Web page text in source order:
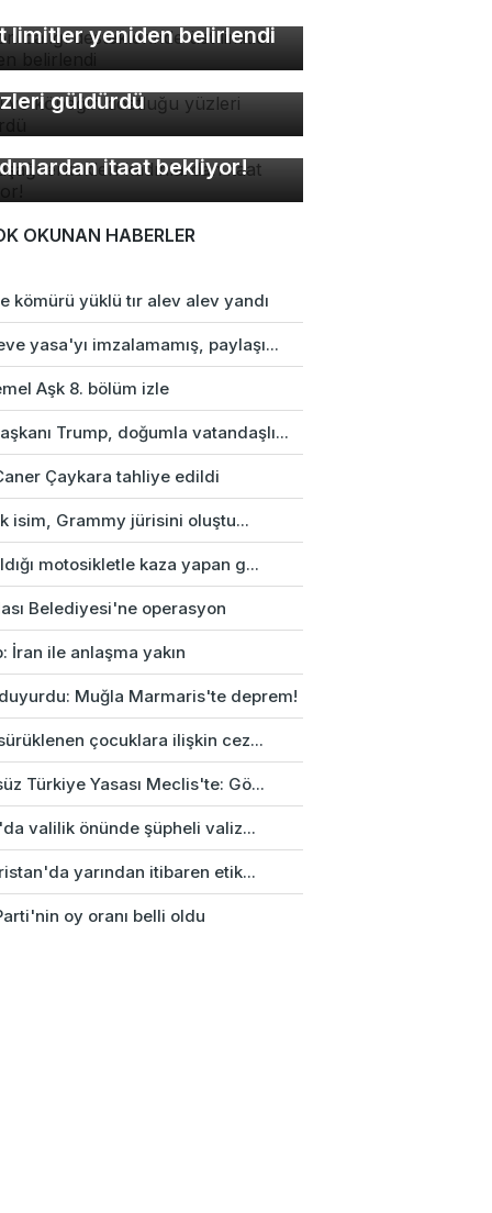
limitler yeniden belirlendi
ve köpeğin dostluğu
güldürdü
erkekleri
itaat bekliyor!
OKUNAN HABERLER
kömürü yüklü tır alev alev yandı
yasa'yı imzalamamış, paylaşı...
Aşk 8. bölüm izle
Trump, doğumla vatandaşlı...
Çaykara tahliye edildi
isim, Grammy jürisini oluştu...
motosikletle kaza yapan g...
Belediyesi'ne operasyon
İran ile anlaşma yakın
duyurdu: Muğla Marmaris'te deprem!
çocuklara ilişkin cez...
Türkiye Yasası Meclis'te: Gö...
valilik önünde şüpheli valiz...
yarından itibaren etik...
oy oranı belli oldu